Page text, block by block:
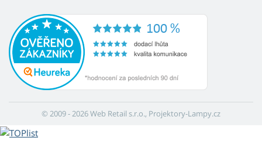
© 2009 - 2026 Web Retail s.r.o., Projektory-Lampy.cz